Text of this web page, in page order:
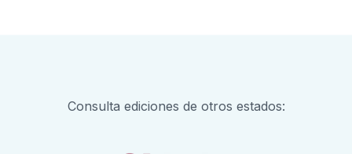
Consulta ediciones de otros estados: